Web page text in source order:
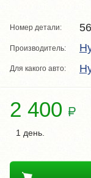
Номер детали:
Производитель:
Для какого авто:
2 400
1 день.